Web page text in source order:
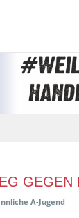
GEGEN
A-Jugend